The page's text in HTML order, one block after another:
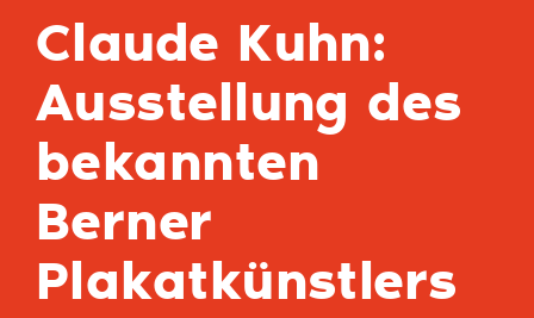
Claude Kuhn:
Ausstellung des
bekannten
Berner
Plakatkünstlers